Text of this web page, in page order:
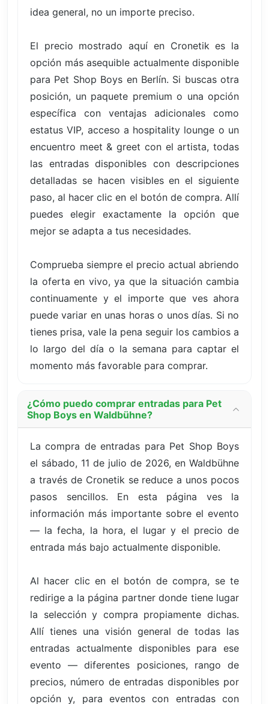
idea general, no un importe preciso.
El precio mostrado aquí en Cronetik es la
opción más asequible actualmente disponible
para Pet Shop Boys en Berlín. Si buscas otra
posición, un paquete premium o una opción
específica con ventajas adicionales como
estatus VIP, acceso a hospitality lounge o un
encuentro meet & greet con el artista, todas
las entradas disponibles con descripciones
detalladas se hacen visibles en el siguiente
paso, al hacer clic en el botón de compra. Allí
puedes elegir exactamente la opción que
mejor se adapta a tus necesidades.
Comprueba siempre el precio actual abriendo
la oferta en vivo, ya que la situación cambia
continuamente y el importe que ves ahora
puede variar en unas horas o unos días. Si no
tienes prisa, vale la pena seguir los cambios a
lo largo del día o la semana para captar el
momento más favorable para comprar.
¿Cómo puedo comprar entradas para Pet
Shop Boys en Waldbühne?
La compra de entradas para Pet Shop Boys
el sábado, 11 de julio de 2026, en Waldbühne
a través de Cronetik se reduce a unos pocos
pasos sencillos. En esta página ves la
información más importante sobre el evento
— la fecha, la hora, el lugar y el precio de
entrada más bajo actualmente disponible.
Al hacer clic en el botón de compra, se te
redirige a la página partner donde tiene lugar
la selección y compra propiamente dichas.
Allí tienes una visión general de todas las
entradas actualmente disponibles para ese
evento — diferentes posiciones, rango de
precios, número de entradas disponibles por
opción y, para eventos con entradas con